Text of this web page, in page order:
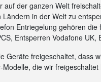
der ganzen Welt
in der Welt zu
Entriegelung gehören
Entsperren Vodafone
Geräte freigeschaltet, dass
die wir freigeschaltet